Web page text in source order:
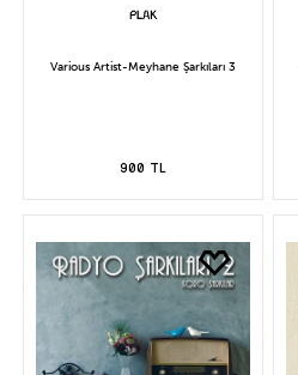
Various Artist-Meyhane Şarkıları 3
900 TL